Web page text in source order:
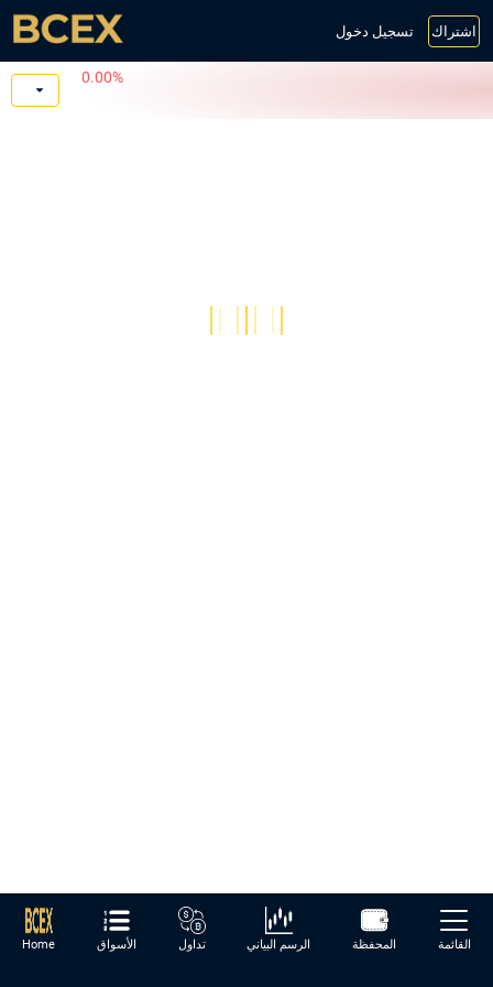
تسجيل دخول اشتراك
0.00%
Home الأسواق تداول الرسم البياني المحفظة القائمة